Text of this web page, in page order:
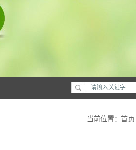
当前位置： 首页